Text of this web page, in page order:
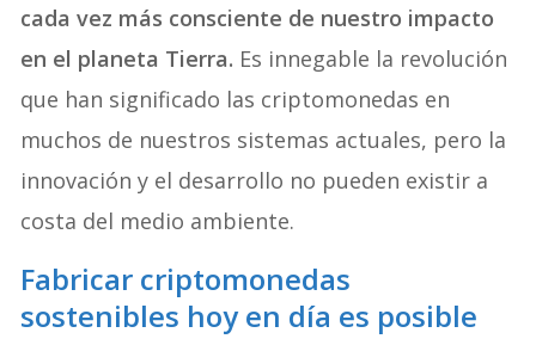
cada vez más consciente de nuestro impacto
en el planeta Tierra. Es innegable la revolución
que han significado las criptomonedas en
muchos de nuestros sistemas actuales, pero la
innovación y el desarrollo no pueden existir a
costa del medio ambiente.
Fabricar criptomonedas
sostenibles hoy en día es posible